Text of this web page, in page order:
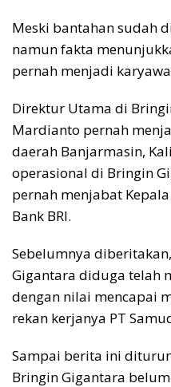
Meski bantahan sudah
namun fakta
pernah menjadi
Direktur Utama di
Mardianto pernah
daerah Banjarmasin,
operasional di Bringin
pernah menjabat
Bank BRI.
Sebelumnya
Gigantara diduga telah
dengan nilai mencapai
rekan kerjanya PT
Sampai berita ini
Bringin Gigantara